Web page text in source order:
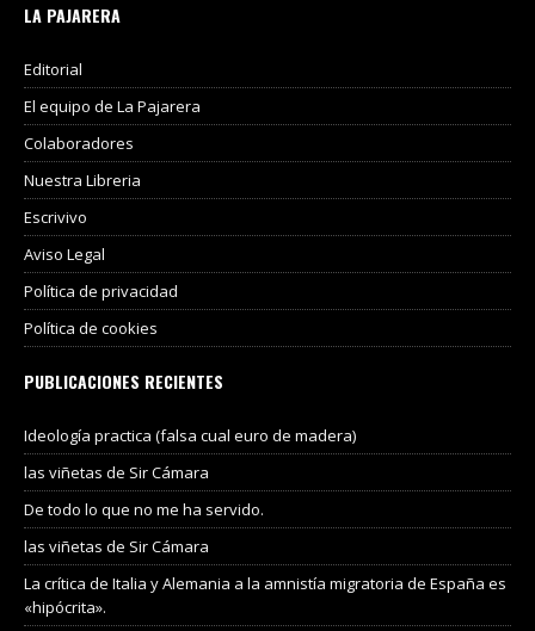
LA PAJARERA
Editorial
El equipo de La Pajarera
Colaboradores
Nuestra Libreria
Escrivivo
Aviso Legal
Política de privacidad
Política de cookies
PUBLICACIONES RECIENTES
Ideología practica (falsa cual euro de madera)
las viñetas de Sir Cámara
De todo lo que no me ha servido.
las viñetas de Sir Cámara
La crítica de Italia y Alemania a la amnistía migratoria de España es
«hipócrita».